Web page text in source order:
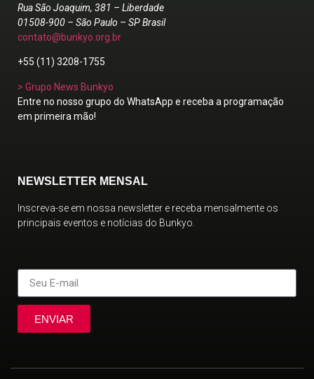
Rua São Joaquim, 381 – Liberdade
01508-900 – São Paulo – SP Brasil
contato@bunkyo.org.br
+55 (11) 3208-1755
> Grupo News Bunkyo
Entre no nosso grupo do WhatsApp e receba a programação
em primeira mão!
NEWSLETTER MENSAL
Inscreva-se em nossa newsletter e receba mensalmente os
principais eventos e notícias do Bunkyo.
ENVIAR